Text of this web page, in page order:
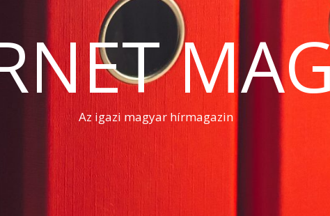
Az igazi magyar hírmagazin